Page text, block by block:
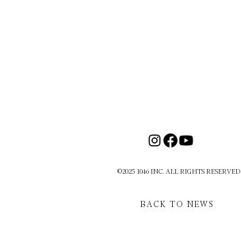
BACK TO NEWS
©2025 1046 INC. ALL RIGHTS RESERVED